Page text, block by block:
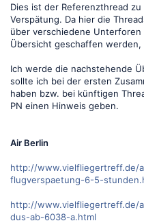
Dies ist der Referenzthread
Verspätung. Da hier die
über verschiedene
Übersicht geschaffen
Ich werde die nachstehende
sollte ich bei der ersten
haben bzw. bei künftigen
PN einen Hinweis geben.
Air Berlin
http://www.vielfliegertreff.de/
flugverspaetung-6-5-
http://www.vielfliegertreff.de/
dus-ab-6038-a.html